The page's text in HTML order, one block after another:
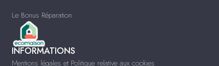
Le Bonus Réparation
INFORMATIONS
Mentions légales et Politique relative aux cookies